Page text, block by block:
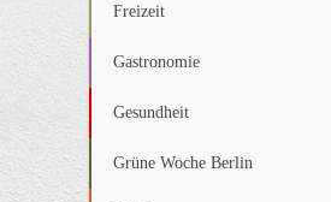
Freizeit
Gastronomie
Gesundheit
Grüne Woche Berlin